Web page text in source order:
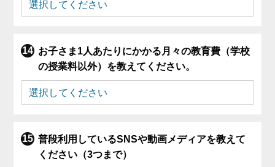
お子さま1人あたりにかかる月々の教育費（学校
の授業料以外）を教えてください。
普段利用しているSNSや動画メディアを教えて
ください（3つまで）